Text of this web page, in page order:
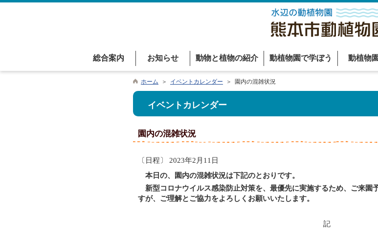
総合案内 お知らせ 動物と植物の紹介 動植物園で学ぼう 動植物
ホーム ＞ イベントカレンダー ＞ 園内の混雑状況
イベントカレンダー
園内の混雑状況
〔日程〕 2023年2月11日
本日の、園内の混雑状況は下記のとおりです。
新型コロナウイルス感染防止対策を、最優先に実施するため、ご来園
すが、ご理解とご協力をよろしくお願いいたします。
記